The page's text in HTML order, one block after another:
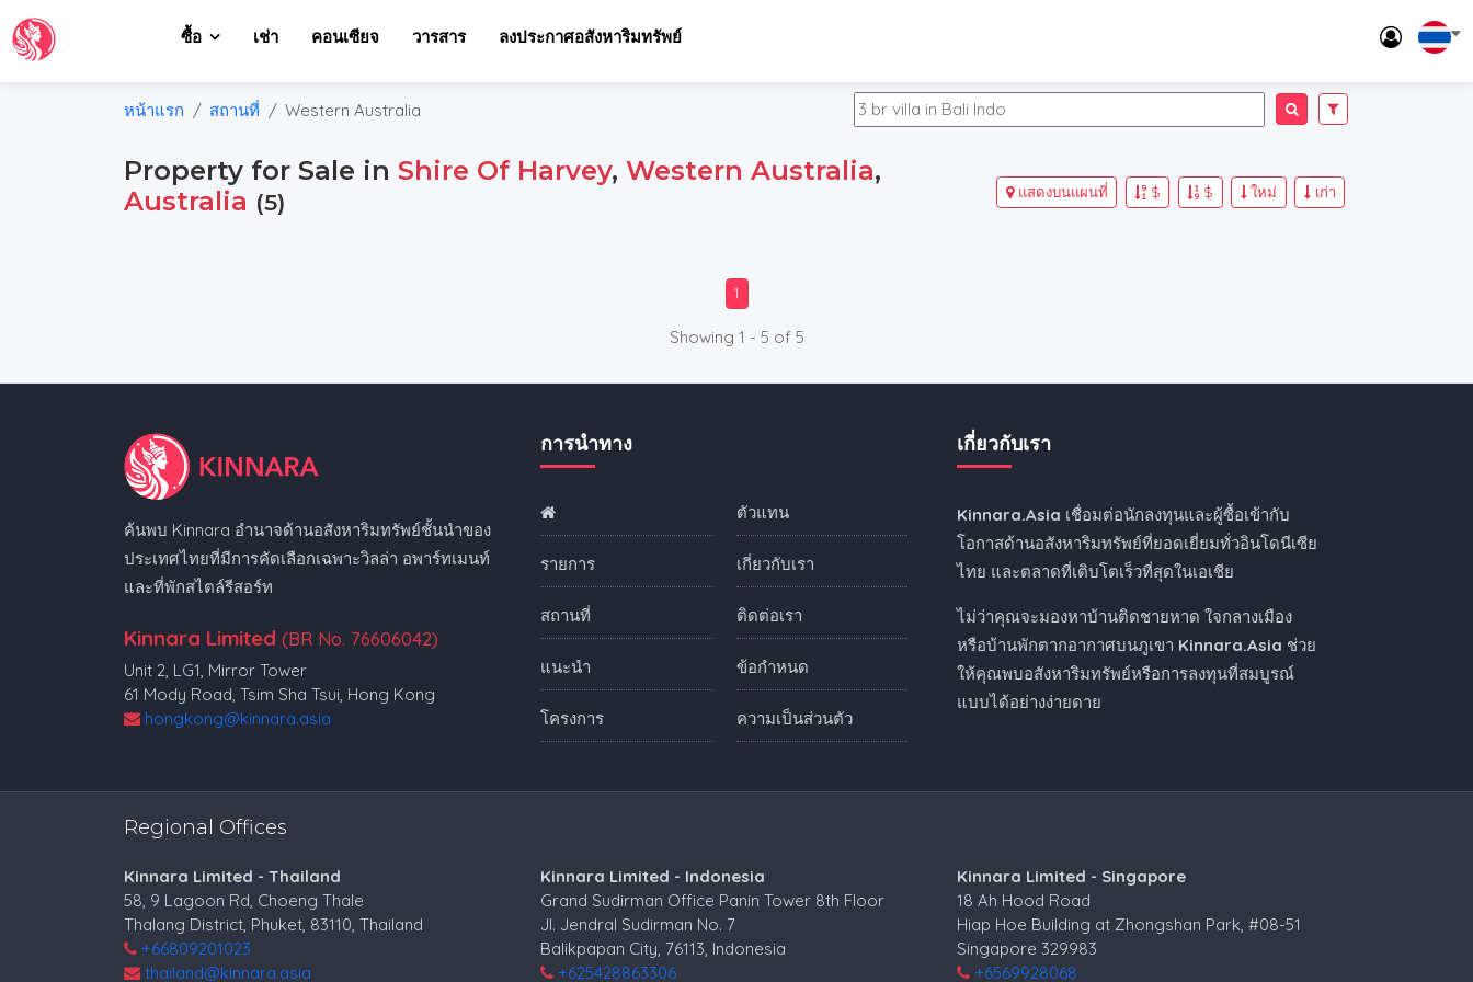
ซื้อ เช่า คอนเซียจ วารสาร ลงประกาศอสังหาริมทรัพย์
หน้าแรก สถานที่ Western Australia
Property for Sale inShire Of Harvey,Western Australia,
Australia (5) เก่า
ใหม่
$
$
แสดงบนแผนที่
1
Showing 1 - 5 of 5
ค้นพบ Kinnara อำนาจด้านอสังหาริมทรัพย์ชั้นนำของ
ประเทศไทยที่มีการคัดเลือกเฉพาะวิลล่า อพาร์ทเมนท์
และที่พักสไตล์รีสอร์ท
Kinnara Limited (BR No. 76606042)
Unit 2, LG1, Mirror Tower
61 Mody Road, Tsim Sha Tsui, Hong Kong
hongkong@kinnara.asia
การนำทาง
รายการ
สถานที่
แนะนำ
โครงการ
ตัวแทน
เกี่ยวกับเรา
ติดต่อเรา
ข้อกำหนด
ความเป็นส่วนตัว
เกี่ยวกับเรา
Kinnara.Asia เชื่อมต่อนักลงทุนและผู้ซื้อเข้ากับ
โอกาสด้านอสังหาริมทรัพย์ที่ยอดเยี่ยมทั่วอินโดนีเซีย
ไทย และตลาดที่เติบโตเร็วที่สุดในเอเชีย
ไม่ว่าคุณจะมองหาบ้านติดชายหาด ใจกลางเมือง
หรือบ้านพักตากอากาศบนภูเขา Kinnara.Asia ช่วย
ให้คุณพบอสังหาริมทรัพย์หรือการลงทุนที่สมบูรณ์
แบบได้อย่างง่ายดาย
Regional Offices
Kinnara Limited - Thailand
58, 9 Lagoon Rd, Choeng Thale
Thalang District, Phuket, 83110, Thailand
+66809201023
thailand@kinnara.asia
Kinnara Limited - Indonesia
Grand Sudirman Office Panin Tower 8th Floor
Jl. Jendral Sudirman No. 7
Balikpapan City, 76113, Indonesia
+625428863306
Kinnara Limited - Singapore
18 Ah Hood Road
Hiap Hoe Building at Zhongshan Park, #08-51
Singapore 329983
+6569928068